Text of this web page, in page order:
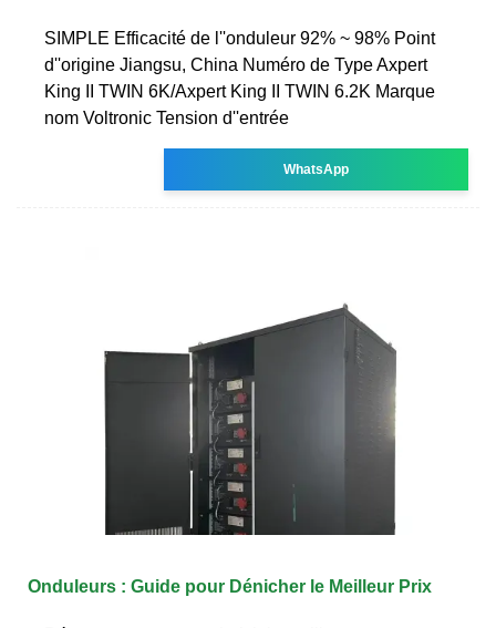
SIMPLE Efficacité de l''onduleur 92% ~ 98% Point
d''origine Jiangsu, China Numéro de Type Axpert
King II TWIN 6K/Axpert King II TWIN 6.2K Marque
nom Voltronic Tension d''entrée
WhatsApp
Onduleurs : Guide pour Dénicher le Meilleur Prix